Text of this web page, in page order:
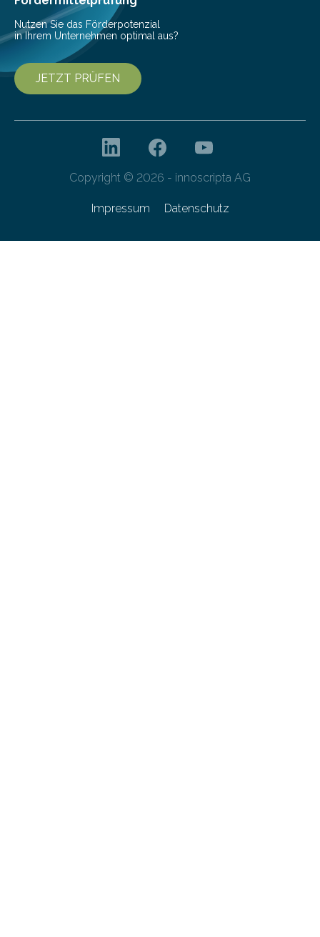
Nutzen Sie das Förderpotenzial
in Ihrem Unternehmen optimal aus?
JETZT PRÜFEN
Copyright © 2026 - innoscripta AG
Impressum Datenschutz